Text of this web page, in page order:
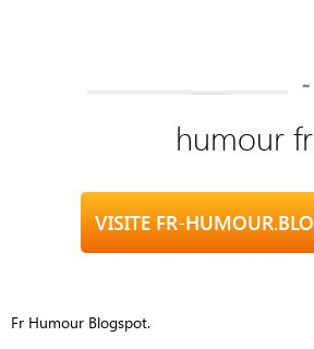
humour fr
Fr Humour Blogspot.